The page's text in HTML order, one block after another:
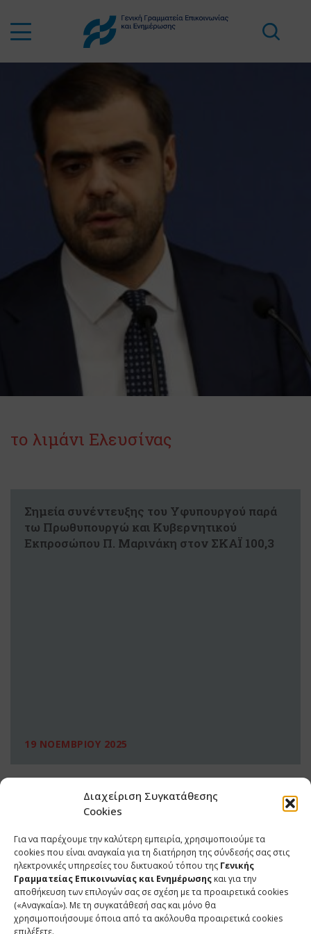
Διαχείριση Συγκατάθεσης
Cookies
Για να παρέχουμε την καλύτερη εμπειρία, χρησιμοποιούμε τα
cookies που είναι αναγκαία για τη διατήρηση της σύνδεσής σας στις
ηλεκτρονικές υπηρεσίες του δικτυακού τόπου της Γενικής
Γραμματείας Επικοινωνίας και Ενημέρωσης και για την
αποθήκευση των επιλογών σας σε σχέση με τα προαιρετικά cookies
(«Αναγκαία»). Με τη συγκατάθεσή σας και μόνο θα
χρησιμοποιήσουμε όποια από τα ακόλουθα προαιρετικά cookies
επιλέξετε.
το λιμάνι Ελευσίνας
Σημεία συνέντευξης του Υφυπουργού παρά
τω Πρωθυπουργώ και Κυβερνητικού
Εκπροσώπου Π. Μαρινάκη στον ΣΚΑΪ 100,3
19 ΝΟΕΜΒΡΙΟΥ 2025
ΕΠΙΚΟΙΝΩΝΙΑ